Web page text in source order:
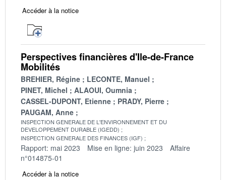
Accéder à la notice
Perspectives financières d'Ile-de-France
Mobilités
BREHIER, Régine
LECONTE, Manuel
PINET, Michel
ALAOUI, Oumnia
CASSEL-DUPONT, Etienne
PRADY, Pierre
PAUGAM, Anne
INSPECTION GENERALE DE L'ENVIRONNEMENT ET DU
DEVELOPPEMENT DURABLE (IGEDD)
INSPECTION GENERALE DES FINANCES (IGF)
Rapport: mai 2023 Mise en ligne: juin 2023
Affaire
n°014875-01
Accéder à la notice